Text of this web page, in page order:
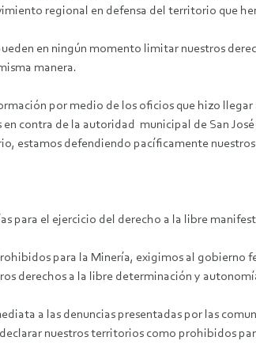
regional en defensa del territorio que
en ningún momento limitar nuestros
manera.
por medio de los oficios que hizo
contra de la autoridad municipal de San
estamos defendiendo pacíficamente
para el ejercicio del derecho a la libre
para la Minería, exigimos al gobierno
derechos a la libre determinación y
a las denuncias presentadas por las
nuestros territorios como prohibidos